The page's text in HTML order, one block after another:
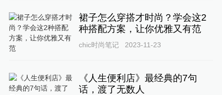
裙子怎么穿搭才时尚？学会这2
种搭配方案，让你优雅又有范
chic时尚笔记 2023-11-23
《人生便利店》最经典的7句
话，渡了无数人